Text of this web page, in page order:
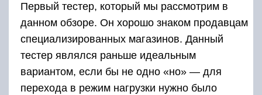
Первый тестер, который мы рассмотрим в
данном обзоре. Он хорошо знаком продавцам
специализированных магазинов. Данный
тестер являлся раньше идеальным
вариантом, если бы не одно «но» — для
перехода в режим нагрузки нужно было